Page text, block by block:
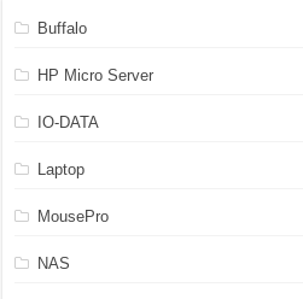
Buffalo
HP Micro Server
IO-DATA
Laptop
MousePro
NAS